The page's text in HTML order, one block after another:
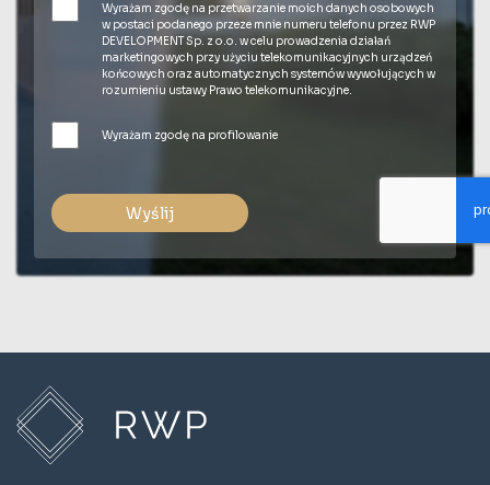
Wyrażam zgodę na przetwarzanie moich danych osobowych
w postaci podanego przeze mnie numeru telefonu przez RWP
DEVELOPMENT Sp. z o.o. w celu prowadzenia działań
marketingowych przy użyciu telekomunikacyjnych urządzeń
końcowych oraz automatycznych systemów wywołujących w
rozumieniu ustawy Prawo telekomunikacyjne.
Wyrażam zgodę na profilowanie
Wyślij